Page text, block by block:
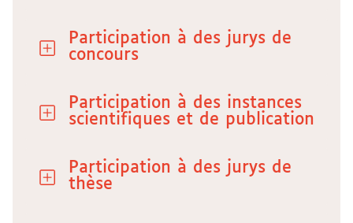
Participation à des jurys de
concours
Participation à des instances
scientifiques et de publication
Participation à des jurys de
thèse